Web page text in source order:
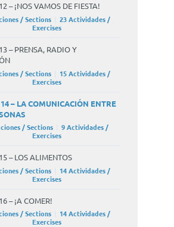
– ¡NOS VAMOS DE FIESTA!
/ Sections
23 Actividades /
Exercises
– PRENSA, RADIO Y
/ Sections
15 Actividades /
Exercises
– LA COMUNICACIÓN ENTRE
/ Sections
9 Actividades /
Exercises
– LOS ALIMENTOS
/ Sections
14 Actividades /
Exercises
– ¡A COMER!
/ Sections
14 Actividades /
Exercises